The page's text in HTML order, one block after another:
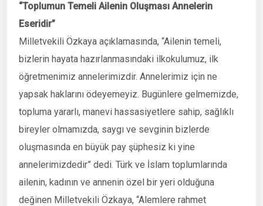
“Toplumun Temeli Ailenin Oluşması Annelerin
Eseridir”
Milletvekili Özkaya açıklamasında, “Ailenin temeli,
bizlerin hayata hazırlanmasındaki ilkokulumuz, ilk
öğretmenimiz annelerimizdir. Annelerimiz için ne
yapsak haklarını ödeyemeyiz. Bugünlere gelmemizde,
topluma yararlı, manevi hassasiyetlere sahip, sağlıklı
bireyler olmamızda, saygı ve sevginin bizlerde
oluşmasında en büyük pay şüphesiz ki yine
annelerimizdedir” dedi. Türk ve İslam toplumlarında
ailenin, kadının ve annenin özel bir yeri olduğuna
değinen Milletvekili Özkaya, “Alemlere rahmet